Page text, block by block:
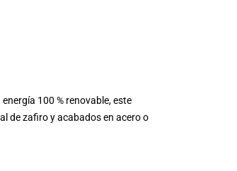
100 % renovable, este
de zafiro y acabados en acero o